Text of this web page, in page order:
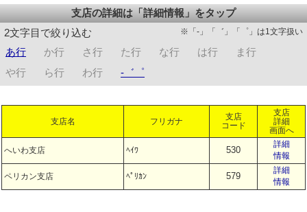
支店の詳細は「詳細情報」をタップ
2文字目で絞り込む
※「-」「゛」「゜」は1文字扱い
あ行 か行 さ行 た行 な行 は行
ま行
や行
ら行 わ行 -゛゜
支店名 フリガナ
支店
コード
支店
詳細
画面へ
へいわ支店 ﾍｲﾜ 530
詳細
情報
ペリカン支店 ﾍﾟﾘｶﾝ 579
詳細
情報